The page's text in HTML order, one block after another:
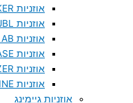
אוזניות ANKER
אוזניות JBL
אוזניות JLAB
אוזניות MICACASE
אוזניות RAZER
אוזניות SILVER LINE
אוזניות גיימינג